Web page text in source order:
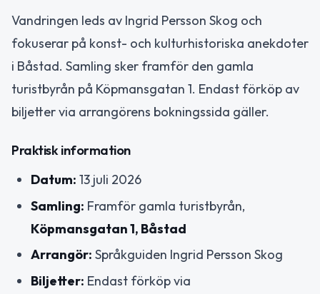
Vandringen leds av Ingrid Persson Skog och
fokuserar på konst- och kulturhistoriska anekdoter
i Båstad. Samling sker framför den gamla
turistbyrån på Köpmansgatan 1. Endast förköp av
biljetter via arrangörens bokningssida gäller.
Praktisk information
Datum: 13 juli 2026
Samling: Framför gamla turistbyrån,
Köpmansgatan 1, Båstad
Arrangör: Språkguiden Ingrid Persson Skog
Biljetter: Endast förköp via